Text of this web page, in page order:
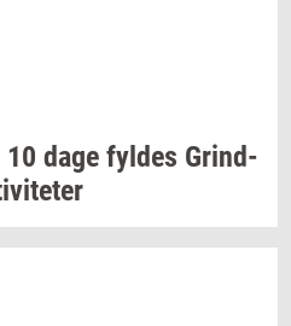
dage fyl­des Grind­